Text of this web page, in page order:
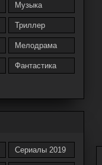
Музыка
Триллер
Мелодрама
Фантастика
Сериалы 2019